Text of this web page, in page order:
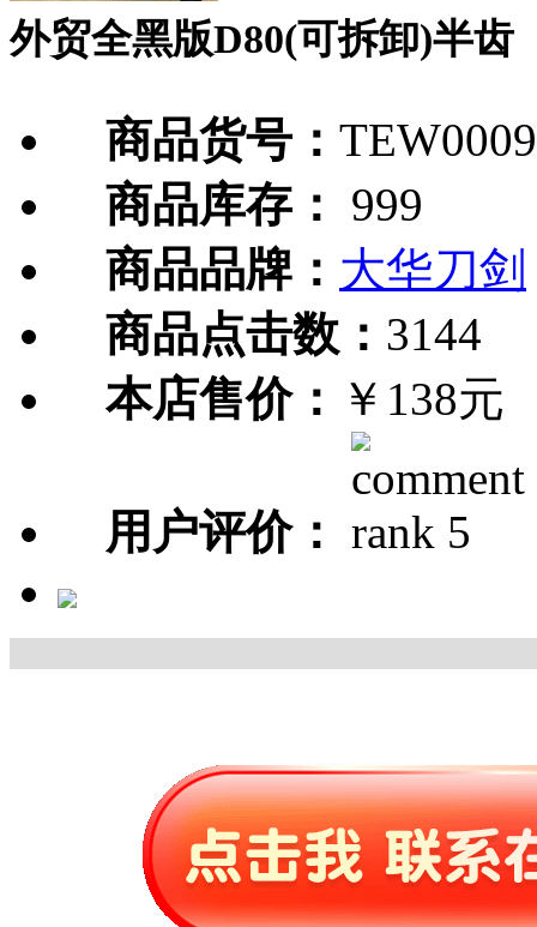
外贸全黑版D80(可拆卸)半齿
商品货号：
商品库存：
999
商品品牌： 大华刀剑
商品点击数： 3144
本店售价： ￥138元
用户评价：